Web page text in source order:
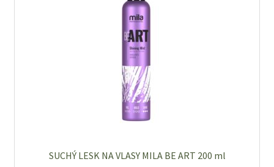
SUCHÝ LESK NA VLASY MILA BE ART 200 ml